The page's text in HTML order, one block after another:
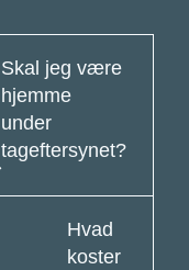
Skal jeg være
hjemme
under
tageftersynet?
Hvad
koster